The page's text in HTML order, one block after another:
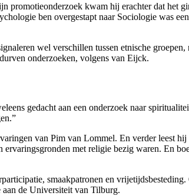
kwam hij erachter dat het
ben overgestapt naar Sociologie was
wel verschillen tussen etnische
onderzoeken, volgens van Eijck.
gedacht aan een onderzoek naar
van Pim van Lommel. En verder leest
met religie bezig waren. En
smaakpatronen en
de Universiteit van Tilburg.